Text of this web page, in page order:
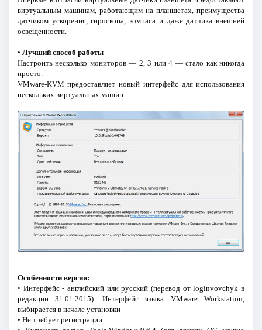
виртуальным машинам, работающим на планшетах, преимущества
датчиком ускорения, гироскопа, компаса и даже датчика внешней
освещенности.
• Лучший способ работы
Настроить несколько мониторов — 2, 3 или 4 — стало как никогда
просто.
VMware-KVM предоставляет новый интерфейс для использования
нескольких виртуальных машин
Особенности версии:
• Интерфейс - английский или русский (перевод от loginvovchyk в
редакции 31.01.2015). Интерфейс языка VMware Workstation,
выбирается в начале установки
• Не требует регистрации